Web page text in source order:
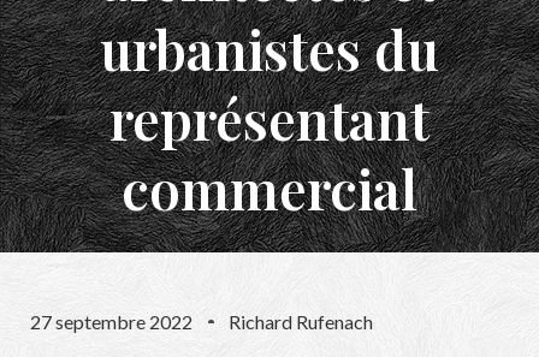
urbanistes du
représentant
commercial
27 septembre 2022 Richard Rufenach